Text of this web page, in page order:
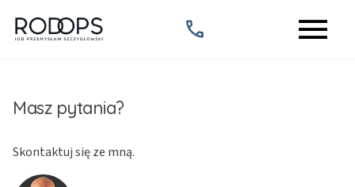
call menu
Masz pytania?
Skontaktuj się ze mną.